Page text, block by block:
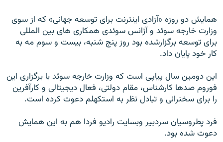
همايش دو روزه «آزادی اينترنت برای توسعه جهانی» که از سوی
وزارت خارجه سوئد و آژانس سوئدی همکاری های بين المللی
برای توسعه برگزارشده بود روز پنج شنبه، بیست و سوم مه به
کار خود پايان داد.
اين دومين سال پياپی است که وزارت خارجه سوئد با برگزاری اين
فوروم صدها کارشناس، مقام دولتی، فعال ديجيتالی و کارآفرين
را برای سخنرانی و تبادل نظر به استکهلم دعوت کرده است.
فرد پطروسيان سردبير وبسايت راديو فردا هم به اين همايش
دعوت شده بود.